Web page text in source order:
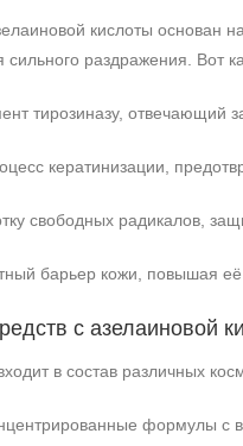
кислоты основан
раздражения. Вот
тирозиназу, отвечающий
кератинизации,
свободных радикалов,
барьер кожи, повышая её
с азелаиновой
в состав различных
формулы с